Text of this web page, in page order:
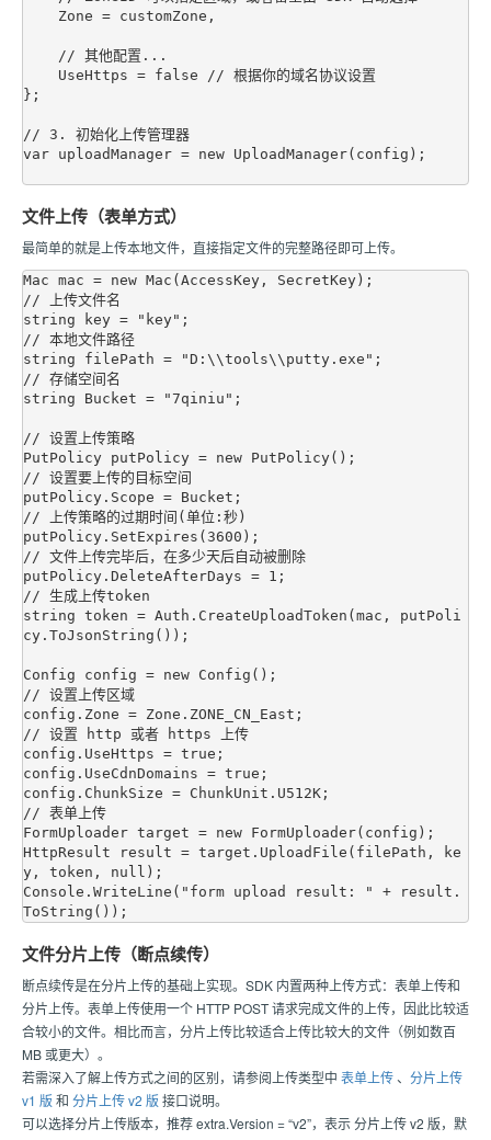
};
// 3. 初始化上传管理器
var uploadManager = new UploadManager(config);
文件上传（表单方式）
最简单的就是上传本地文件，直接指定文件的完整路径即可上传。
Mac mac = new Mac(AccessKey, SecretKey);
// 上传文件名
string key = "key";
// 本地文件路径
string filePath = "D:\\tools\\putty.exe";
// 存储空间名
string Bucket = "7qiniu";
// 设置上传策略
PutPolicy putPolicy = new PutPolicy();
// 设置要上传的目标空间
putPolicy.Scope = Bucket;
// 上传策略的过期时间(单位:秒)
putPolicy.SetExpires(3600);
// 文件上传完毕后，在多少天后自动被删除
putPolicy.DeleteAfterDays = 1;
// 生成上传token
string token = Auth.CreateUploadToken(mac, putPoli
cy.ToJsonString());
Config config = new Config();
// 设置上传区域
config.Zone = Zone.ZONE_CN_East;
// 设置 http 或者 https 上传
config.UseHttps = true;
config.UseCdnDomains = true;
config.ChunkSize = ChunkUnit.U512K;
// 表单上传
FormUploader target = new FormUploader(config);
HttpResult result = target.UploadFile(filePath, ke
y, token, null);
Console.WriteLine("form upload result: " + result.
文件分片上传（断点续传）
断点续传是在分片上传的基础上实现。SDK 内置两种上传方式：表单上传和
分片上传。表单上传使用一个 HTTP POST 请求完成文件的上传，因此比较适
合较小的文件。相比而言，分片上传比较适合上传比较大的文件（例如数百
MB 或更大）。
若需深入了解上传方式之间的区别，请参阅上传类型中 表单上传、 分片上传
v1 版 和 分片上传 v2 版 接口说明。
可以选择分片上传版本，推荐 extra.Version = “v2”，表示 分片上传 v2 版，默